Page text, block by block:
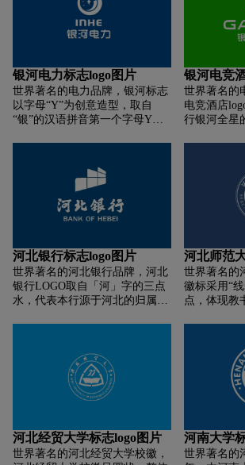
定发展。在
蓝色呼应水
水一般和谐
银河电力标志logo图片
世界著名的电力品牌，银河标志
以字母“Y”为创意造型，取自
“银”的汉语拼音第一个字母Y，
只表计，自带行业属性，让电充
满阳光。标志中缀有五颗四角
星。一星较大，居右；四星较
小，环拱于大星之左，并各有一
形似表计指针和刻度之意，整体
造型又与“银河”密切关联。标志
中五颗星星源自公司五位发起
人，象征团结、奋进、拼搏的精
神，无数的星星汇聚成了那璀璨
光彩。 标志采用深蓝色作为主
色，金色为辅助色。蓝色深邃，
代表科技和智慧，寓意公司的高
展前景。
银河电竞
世界著名的
电竞酒店
行银河全星
河北银行标志logo图片
世界著名的河北银行品牌，河北
银行LOGO取自「河」字的三点
水，代表本行源于河北的归属
张、做大做强。LOGO的色彩由
下至上依次为「蓝、绿、红」三
原色，分别代表辽阔、成长、辉
煌，寓意本行站位「环渤海」，
河北师范
世界著名的
徽标采用“
点，体现教
师范大学的
传统与现代
开的书形自
号”的形态
间“1902”
的一页，寓
向前发展的
下，求真知
河北经贸大学标志logo图片
世界著名的河北经贸大学校徽，
河南大学
世界著名的